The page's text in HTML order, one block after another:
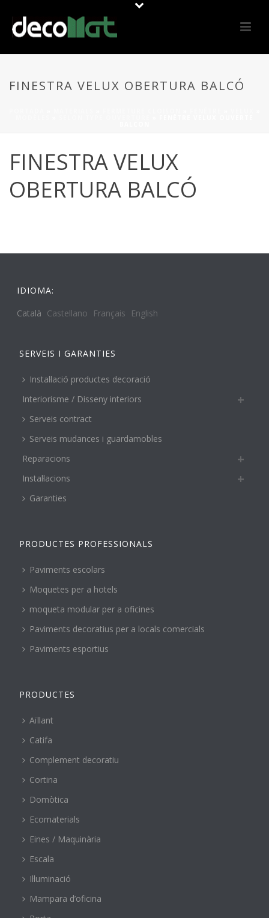
FINESTRA VELUX OBERTURA BALCÓ
FINESTRA VELUX
OBERTURA BALCÓ
IDIOMA:
Català Castellano Français English
SERVEIS I GARANTIES
Instal·lació productes decoració
Interiorisme / Disseny interiors
Serveis contract
Serveis mudances i guardamobles
Reparacions
Instal·lacions
Garanties
PRODUCTES PROFESSIONALS
Paviments escolars
Moquetes per a hotels
moqueta modular per a oficines
Paviments decoratius per a locals comercials
Paviments esportius
PRODUCTES
Aïllant
Catifa
Complement decoratiu
Cortina
Domòtica
Ecomaterials
Eines / Maquinària
Escala
Il·luminació
Mampara d’oficina